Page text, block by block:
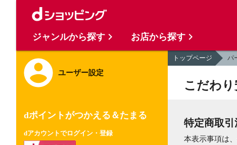
ユーザー設定
dポイントがつかえる＆たまる
dアカウントでログイン・登録
トップページ パ
こだわ
特定商取
本表示事項は
ジャンルから探す お店から探す